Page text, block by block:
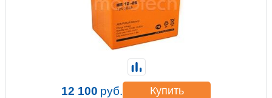
12 100 руб. Купить